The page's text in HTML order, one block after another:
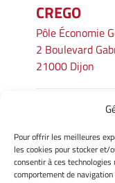
Pour offrir les meilleures
les cookies pour stocker et/
consentir à ces
comportement de
CREGO
Pôle Économie
2 Boulevard
21000 Dijon
Mentions
Gérer mes